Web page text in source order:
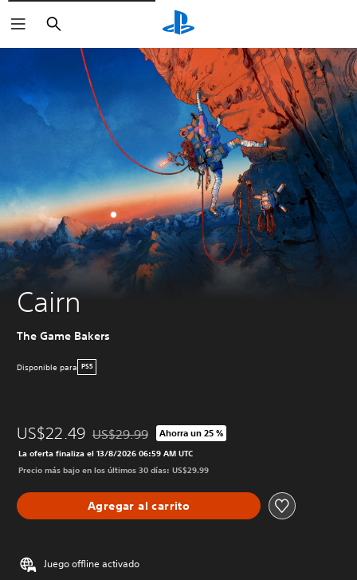
Buscar
Cairn
The Game Bakers
Disponible para PS5
US$22.49 Rebajado del precio original de US$29.99
US$29.99 Ahorra un 25 %
La oferta finaliza el 13/8/2026 06:59 AM UTC
Precio más bajo en los últimos 30 días: US$29.99
Agregar al carrito
Juego offline activado